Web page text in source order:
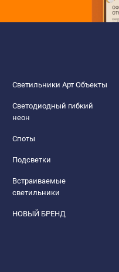
Светильники Арт Объекты
Светодиодный гибкий
неон
Споты
Подсветки
Встраиваемые
светильники
НОВЫЙ БРЕНД